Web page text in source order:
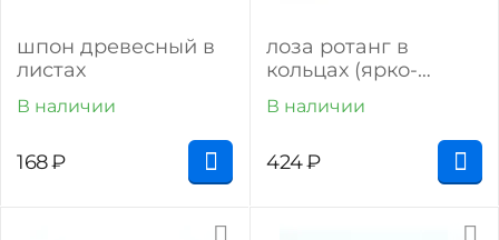
шпон древесный в
листах
В наличии
168₽
лоза ротанг в
кольцах (ярко-
розовый)
В наличии
424₽